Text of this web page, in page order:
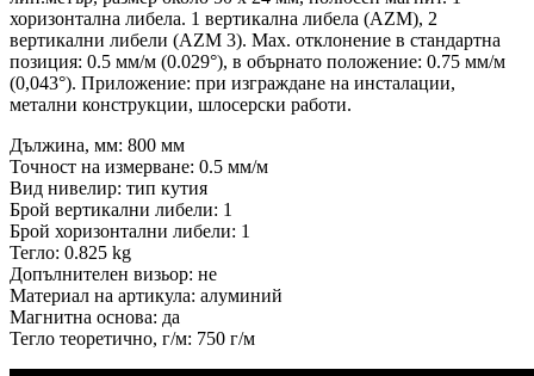
хоризонтална либела. 1 вертикална либела (AZM), 2
вертикални либели (AZM 3). Мax. отклонение в стандартна
позиция: 0.5 мм/м (0.029°), в обърнато положение: 0.75 мм/м
(0,043°). Приложение: при изграждане на инсталации,
метални конструкции, шлосерски работи.
Дължина, мм: 800 мм
Точност на измерване: 0.5 мм/м
Вид нивелир: тип кутия
Брой вертикални либели: 1
Брой хоризонтални либели: 1
Тегло: 0.825 kg
Допълнителен визьор: не
Материал на артикула: алуминий
Магнитна основа: да
Тегло теоретично, г/м: 750 г/м